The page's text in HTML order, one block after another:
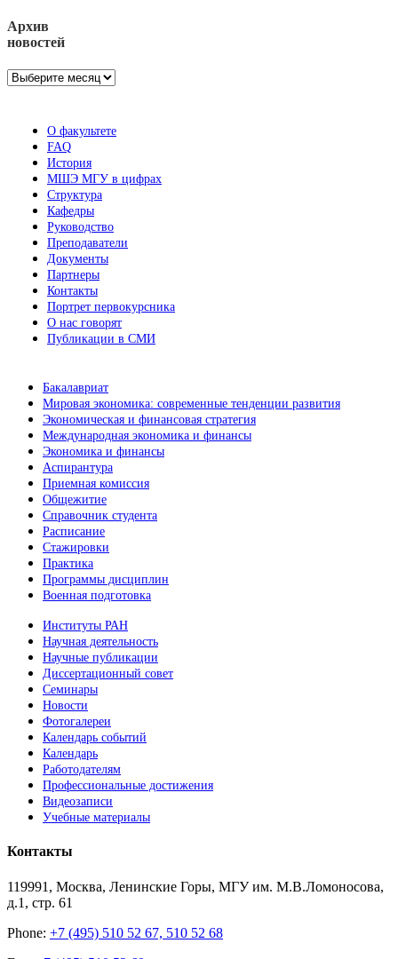
Архив
новостей
Архив
О факультете
FAQ
История
МШЭ МГУ в цифрах
Структура
Кафедры
Руководство
Преподаватели
Документы
Партнеры
Контакты
Портрет первокурсника
О нас говорят
Публикации в СМИ
Бакалавриат
Мировая экономика: современные тенденции развития
Экономическая и финансовая стратегия
Международная экономика и финансы
Экономика и финансы
Аспирантура
Приемная комиссия
Общежитие
Справочник студента
Расписание
Стажировки
Практика
Программы дисциплин
Военная подготовка
Институты РАН
Научная деятельность
Научные публикации
Диссертационный совет
Семинары
Новости
Фотогалереи
Календарь событий
Календарь
Работодателям
Профессиональные достижения
Видеозаписи
Учебные материалы
Контакты
119991, Москва, Ленинские Горы, МГУ им. М.В.Ломоносова,
д.1, стр. 61
Phone: +7 (495) 510 52 67, 510 52 68